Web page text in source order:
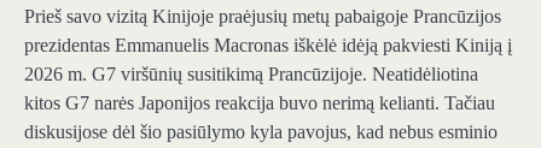
Prieš savo vizitą Kinijoje praėjusių metų pabaigoje Prancūzijos
prezidentas Emmanuelis Macronas iškėlė idėją pakviesti Kiniją į
2026 m. G7 viršūnių susitikimą Prancūzijoje. Neatidėliotina
kitos G7 narės Japonijos reakcija buvo nerimą kelianti. Tačiau
diskusijose dėl šio pasiūlymo kyla pavojus, kad nebus esminio